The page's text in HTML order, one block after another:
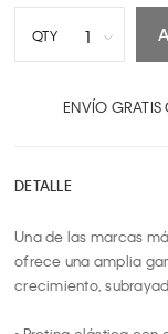
QTY 1
5
7
ENVÍO
DETALLE
Una de las marcas
ofrece una amplia
crecimiento,